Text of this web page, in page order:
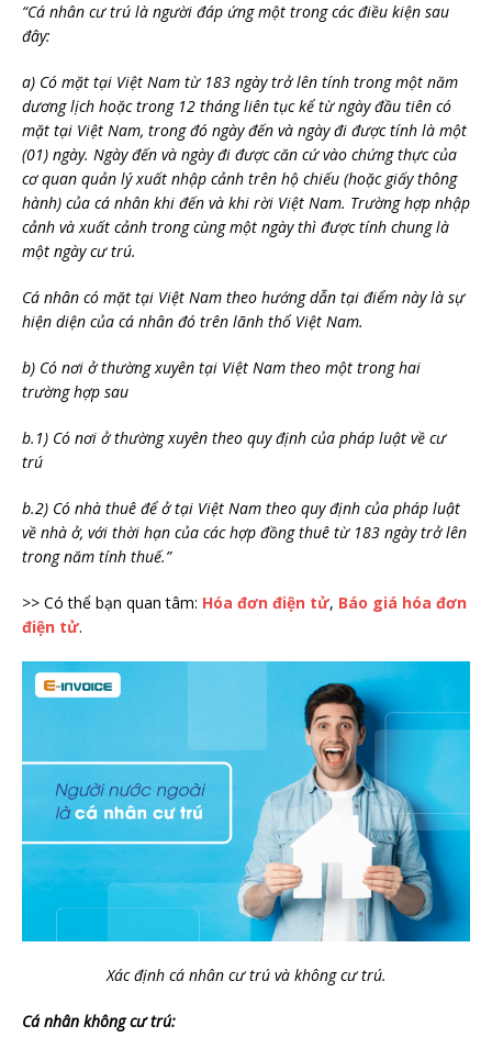
“Cá nhân cư trú là người đáp ứng một trong các điều kiện sau
đây:
a) Có mặt tại Việt Nam từ 183 ngày trở lên tính trong một năm
dương lịch hoặc trong 12 tháng liên tục kể từ ngày đầu tiên có
mặt tại Việt Nam, trong đó ngày đến và ngày đi được tính là một
(01) ngày. Ngày đến và ngày đi được căn cứ vào chứng thực của
cơ quan quản lý xuất nhập cảnh trên hộ chiếu (hoặc giấy thông
hành) của cá nhân khi đến và khi rời Việt Nam. Trường hợp nhập
cảnh và xuất cảnh trong cùng một ngày thì được tính chung là
một ngày cư trú.
Cá nhân có mặt tại Việt Nam theo hướng dẫn tại điểm này là sự
hiện diện của cá nhân đó trên lãnh thổ Việt Nam.
b) Có nơi ở thường xuyên tại Việt Nam theo một trong hai
trường hợp sau
b.1) Có nơi ở thường xuyên theo quy định của pháp luật về cư
trú
b.2) Có nhà thuê để ở tại Việt Nam theo quy định của pháp luật
về nhà ở, với thời hạn của các hợp đồng thuê từ 183 ngày trở lên
trong năm tính thuế.”
>> Có thể bạn quan tâm: Hóa đơn điện tử, Báo giá hóa đơn
điện tử.
Xác định cá nhân cư trú và không cư trú.
Cá nhân không cư trú: